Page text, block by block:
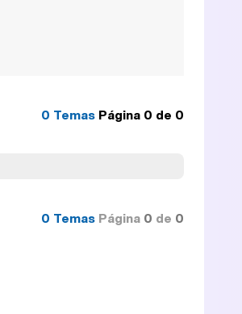
0 Temas Página 0 de 0
0 Temas Página 0 de 0